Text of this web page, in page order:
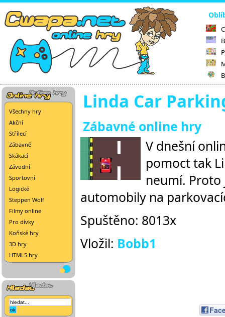
Všechny hry
Akční
Střílecí
Zábavné
Skákací
Závodní
Sportovní
Logické
Steppen Wolf
Filmy online
Pro dívky
Koňské hry
3D hry
HTML5 hry
Linda Car
Zábavné online hry
V dnešní
pomoct tak
neumí.
automobily na
Spuštěno: 8013x
Vložil: Bobb1